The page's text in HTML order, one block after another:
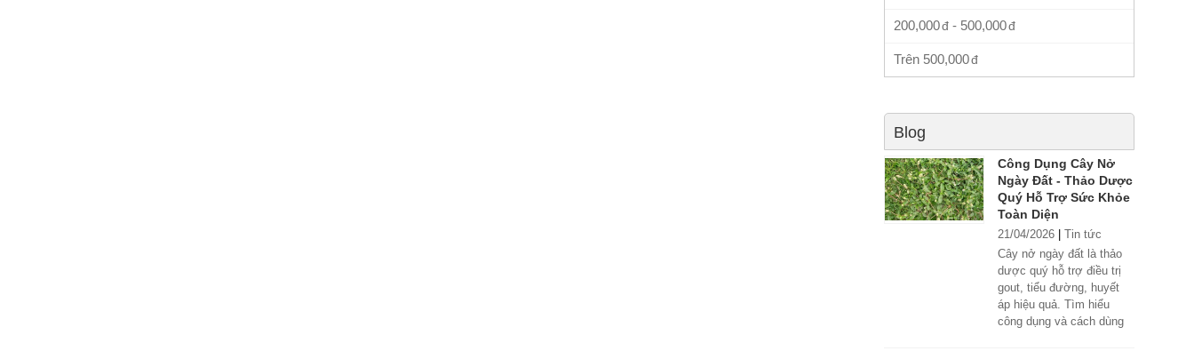
200,000 - 500,000
Trên 500,000
Blog
Công Dụng Cây Nở
Ngày Đất - Thảo Dược
Quý Hỗ Trợ Sức Khỏe
Toàn Diện
21/04/2026
Tin tức
Cây nở ngày đất là thảo
dược quý hỗ trợ điều trị
gout, tiểu đường, huyết
áp hiệu quả. Tìm hiểu
công dụng và cách dùng